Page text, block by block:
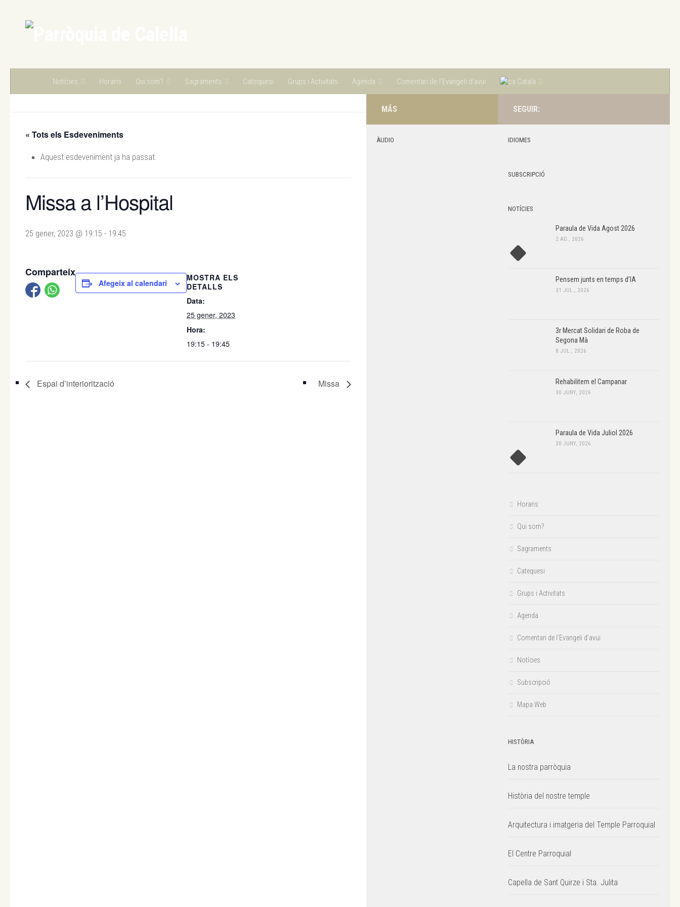
Notícies Horaris Qui som? Sagraments Catequesi Grups i Activitats Agenda Comentari de l’Evangeli d’avui Català
« Tots els Esdeveniments
Aquest esdeveniment ja ha passat.
Missa a l’Hospital
25 gener, 2023 @ 19:15 - 19:45
Comparteix
Afegeix al calendari
MOSTRA ELS
DETALLS
Data:
25 gener, 2023
Hora:
19:15 - 19:45
Espai d’interiorització Missa
SEGUIR:
IDIOMES
SUBSCRIPCIÓ
NOTÍCIES
Paraula de Vida Agost 2026
2 AG., 2026
Pensem junts en temps d’IA
31 JUL., 2026
3r Mercat Solidari de Roba de
Segona Mà
8 JUL., 2026
Rehabilitem el Campanar
30 JUNY, 2026
Paraula de Vida Juliol 2026
30 JUNY, 2026
Horaris
Qui som?
Sagraments
Catequesi
Grups i Activitats
Agenda
Comentari de l’Evangeli d’avui
Notícies
Subscripció
Mapa Web
HISTÒRIA
La nostra parròquia
Història del nostre temple
Arquitectura i imatgeria del Temple Parroquial
El Centre Parroquial
Capella de Sant Quirze i Sta. Julita
MÁS
ÀUDIO